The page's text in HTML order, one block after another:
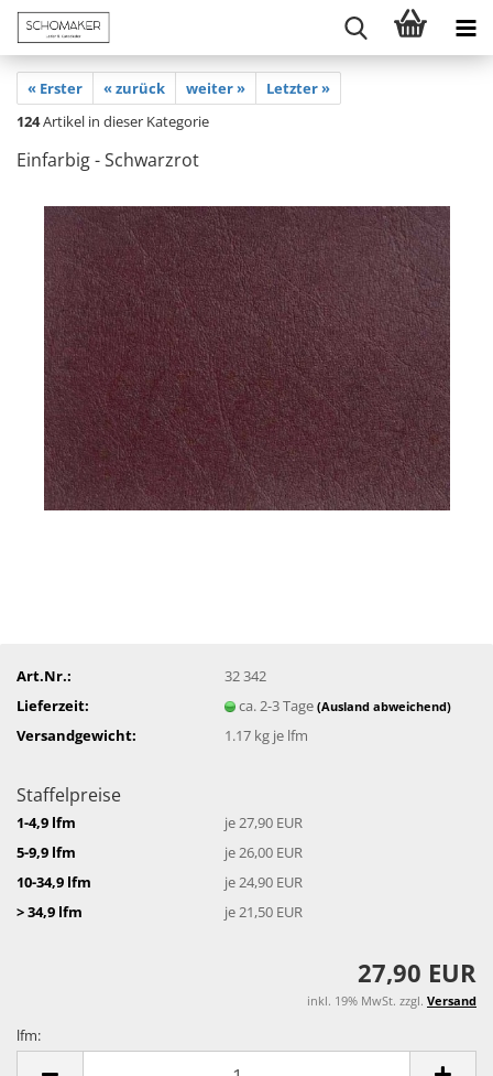
« Erster « zurück weiter »
Letzter »
124Artikel in dieser Kategorie
Einfarbig - Schwarzrot
Art.Nr.:
32 342
Lieferzeit:
ca. 2-3 Tage(Ausland abweichend)
Versandgewicht: 1.17 kg je lfm
Staffelpreise
1-4,9 lfm
je 27,90 EUR
5-9,9 lfm
je 26,00 EUR
10-34,9 lfm
je 24,90 EUR
> 34,9 lfm
je 21,50 EUR
27,90 EUR
inkl. 19% MwSt. zzgl. Versand
lfm: